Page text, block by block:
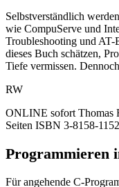
Selbstverständlich
wie CompuServe und
Troubleshooting und AT-
dieses Buch schätzen,
Tiefe vermissen.
RW
ONLINE sofort Thomas
Seiten ISBN 3-8158-
Programmieren
Für angehende C-